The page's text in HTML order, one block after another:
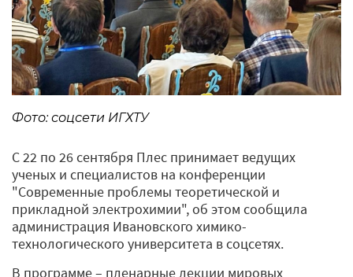
Фото: соцсети ИГХТУ
С 22 по 26 сентября Плес принимает ведущих
ученых и специалистов на конференции
"Современные проблемы теоретической и
прикладной электрохимии", об этом сообщила
администрация Ивановского химико-
технологического университета в соцсетях.
В программе – пленарные лекции мировых